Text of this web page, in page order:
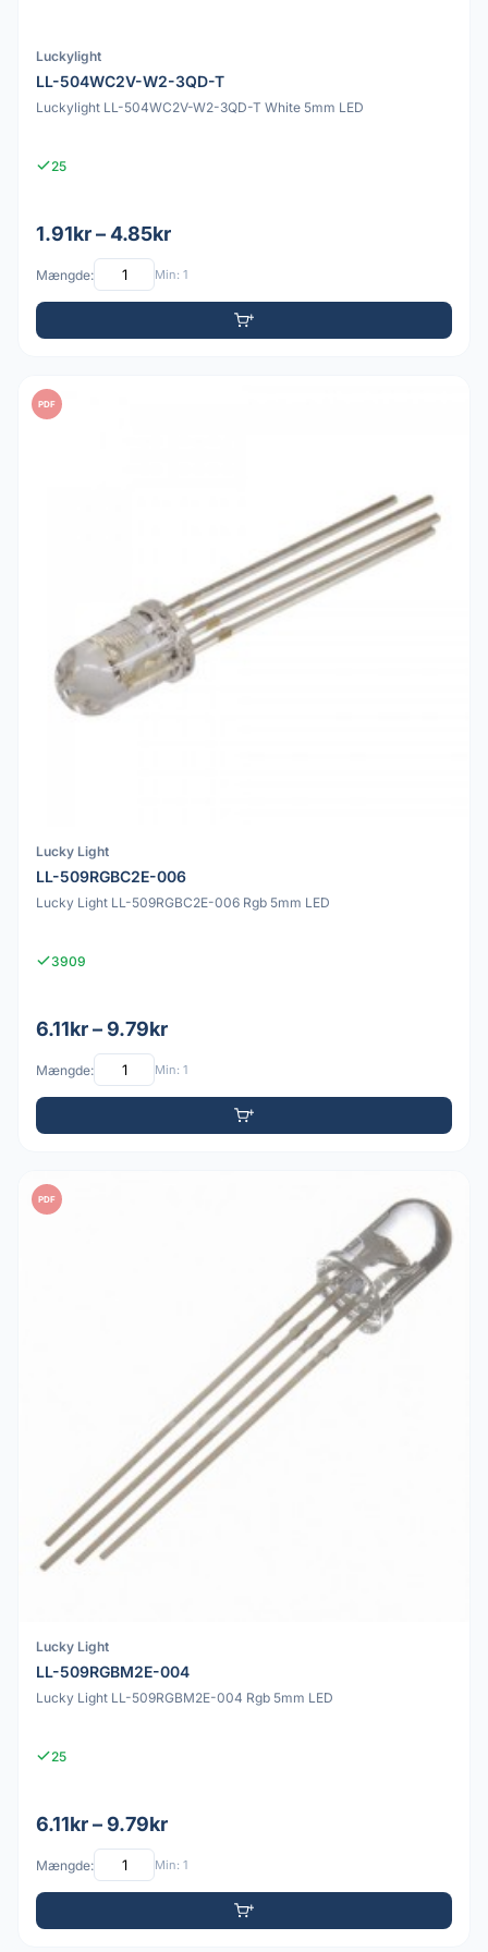
Luckylight
LL-504WC2V-W2-3QD-T
Luckylight LL-504WC2V-W2-3QD-T White 5mm LED
25
1.91kr – 4.85kr
Mængde: Min: 1
PDF
Lucky Light
LL-509RGBC2E-006
Lucky Light LL-509RGBC2E-006 Rgb 5mm LED
3909
6.11kr – 9.79kr
Mængde: Min: 1
PDF
Lucky Light
LL-509RGBM2E-004
Lucky Light LL-509RGBM2E-004 Rgb 5mm LED
25
6.11kr – 9.79kr
Mængde: Min: 1